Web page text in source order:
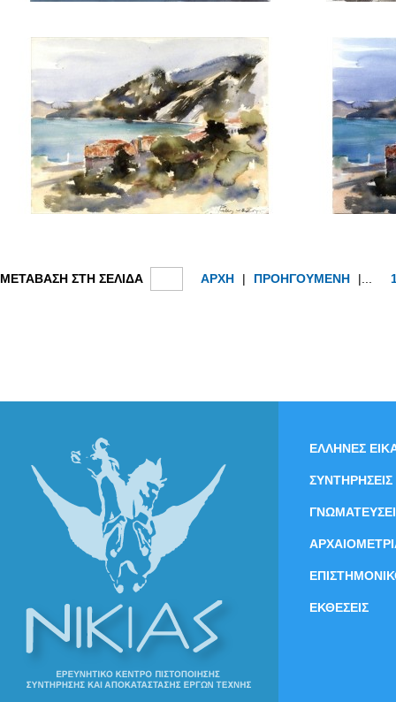
ΜΕΤΑΒΑΣΗ ΣΤΗ ΣΕΛΙΔΑ ΑΡΧΗ | ΠΡΟΗΓΟΥΜΕΝΗ |...
ΕΛΛΗΝΕΣ
ΣΥΝΤΗΡΗΣΕΙΣ
ΕΚΘΕΣΕΙΣ